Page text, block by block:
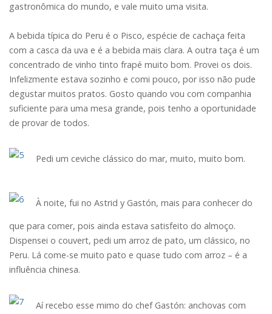
gastronômica do mundo, e vale muito uma visita.
A bebida típica do Peru é o Pisco, espécie de cachaça feita
com a casca da uva e é a bebida mais clara. A outra taça é um
concentrado de vinho tinto frapé muito bom. Provei os dois.
Infelizmente estava sozinho e comi pouco, por isso não pude
degustar muitos pratos. Gosto quando vou com companhia
suficiente para uma mesa grande, pois tenho a oportunidade
de provar de todos.
Pedi um ceviche clássico do mar, muito, muito bom.
À noite, fui no Astrid y Gastón, mais para conhecer do
que para comer, pois ainda estava satisfeito do almoço.
Dispensei o couvert, pedi um arroz de pato, um clássico, no
Peru. Lá come-se muito pato e quase tudo com arroz – é a
influência chinesa.
Aí recebo esse mimo do chef Gastón: anchovas com